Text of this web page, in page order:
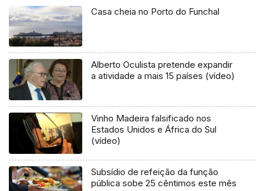
Casa cheia no Porto do Funchal
Alberto Oculista pretende expandir
a atividade a mais 15 países (vídeo)
Vinho Madeira falsificado nos
Estados Unidos e África do Sul
(vídeo)
Subsídio de refeição da função
pública sobe 25 cêntimos este mês